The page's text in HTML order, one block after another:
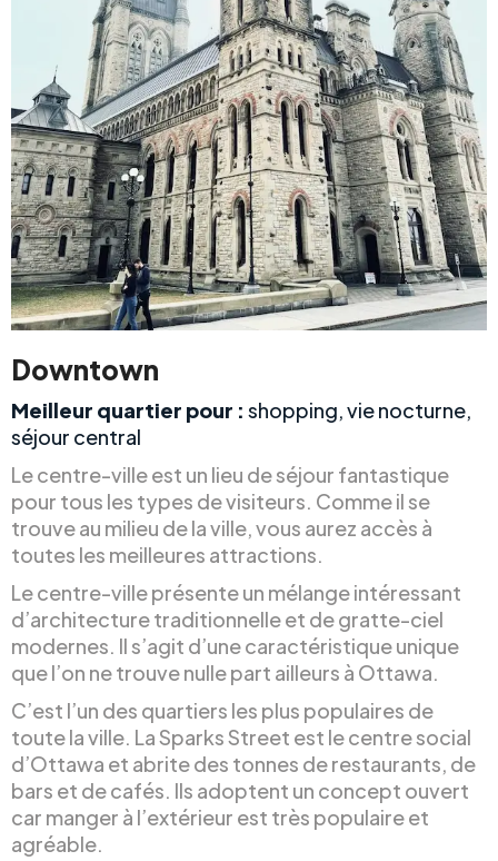
Downtown
Meilleur quartier pour : shopping, vie nocturne,
séjour central
Le centre-ville est un lieu de séjour fantastique
pour tous les types de visiteurs. Comme il se
trouve au milieu de la ville, vous aurez accès à
toutes les meilleures attractions.
Le centre-ville présente un mélange intéressant
d’architecture traditionnelle et de gratte-ciel
modernes. Il s’agit d’une caractéristique unique
que l’on ne trouve nulle part ailleurs à Ottawa.
C’est l’un des quartiers les plus populaires de
toute la ville. La Sparks Street est le centre social
d’Ottawa et abrite des tonnes de restaurants, de
bars et de cafés. Ils adoptent un concept ouvert
car manger à l’extérieur est très populaire et
agréable.